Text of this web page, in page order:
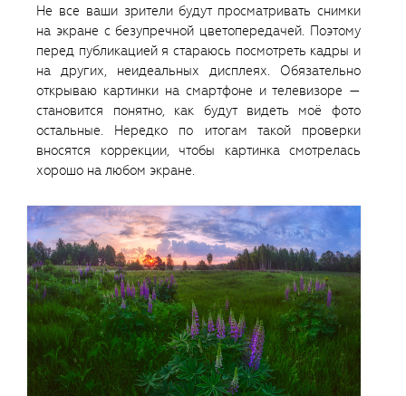
Не все ваши зрители будут просматривать снимки
на экране с безупречной цветопередачей. Поэтому
перед публикацией я стараюсь посмотреть кадры и
на других, неидеальных дисплеях. Обязательно
открываю картинки на смартфоне и телевизоре —
становится понятно, как будут видеть моё фото
остальные. Нередко по итогам такой проверки
вносятся коррекции, чтобы картинка смотрелась
хорошо на любом экране.